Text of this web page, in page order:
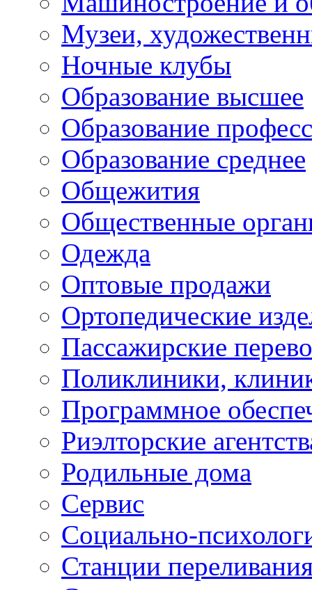
Музеи,
Ночные клубы
Образование высшее
Образование
Образование среднее
Общежития
Общественные
Одежда
Оптовые продажи
Ортопедические
Пассажирские
Поликлиники,
Программное
Риэлторские
Родильные дома
Сервис
Социально-
Станции